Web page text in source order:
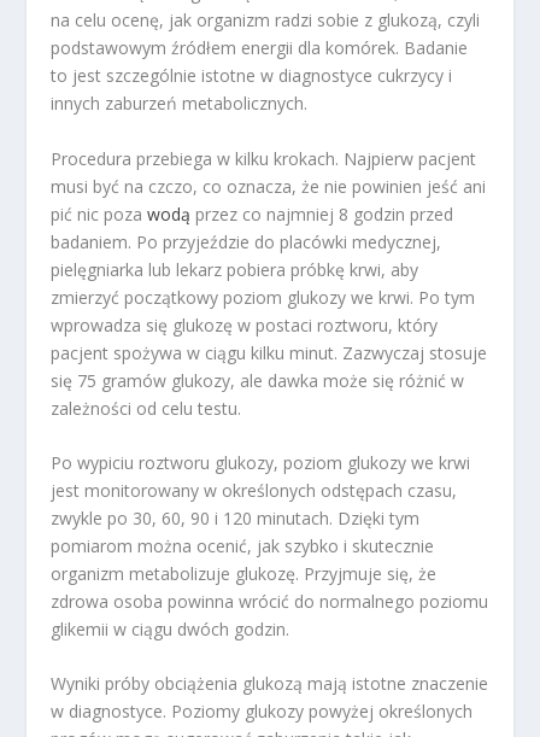
na celu ocenę, jak organizm radzi sobie z glukozą, czyli
podstawowym źródłem energii dla komórek. Badanie
to jest szczególnie istotne w diagnostyce cukrzycy i
innych zaburzeń metabolicznych.
Procedura przebiega w kilku krokach. Najpierw pacjent
musi być na czczo, co oznacza, że nie powinien jeść ani
pić nic pozawodą przez co najmniej 8 godzin przed
badaniem. Po przyjeździe do placówki medycznej,
pielęgniarka lub lekarz pobiera próbkę krwi, aby
zmierzyć początkowy poziom glukozy we krwi. Po tym
wprowadza się glukozę w postaci roztworu, który
pacjent spożywa w ciągu kilku minut. Zazwyczaj stosuje
się 75 gramów glukozy, ale dawka może się różnić w
zależności od celu testu.
Po wypiciu roztworu glukozy, poziom glukozy we krwi
jest monitorowany w określonych odstępach czasu,
zwykle po 30, 60, 90 i 120 minutach. Dzięki tym
pomiarom można ocenić, jak szybko i skutecznie
organizm metabolizuje glukozę. Przyjmuje się, że
zdrowa osoba powinna wrócić do normalnego poziomu
glikemii w ciągu dwóch godzin.
Wyniki próby obciążenia glukozą mają istotne znaczenie
w diagnostyce. Poziomy glukozy powyżej określonych